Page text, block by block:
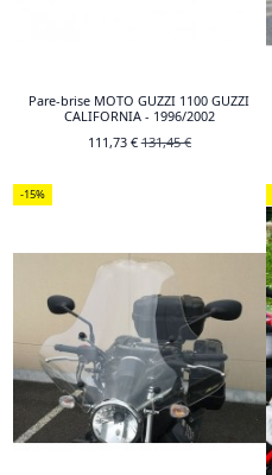
Pare-brise MOTO GUZZI 1100 GUZZI
CALIFORNIA - 1996/2002
111,73 €131,45 €
-15%